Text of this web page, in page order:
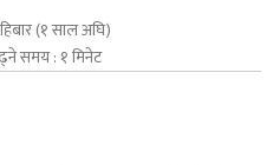
(१ साल अघि)
समय : १ मिनेट